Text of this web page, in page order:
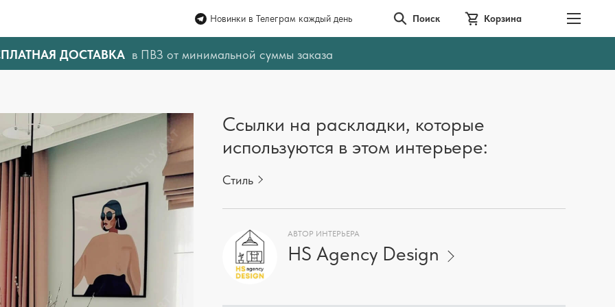
Новинки в Телеграм каждый день Поиск Корзина
ДОСТАВКА в ПВЗ от минимальной суммы заказа
Ссылки на раскладки, которые
используются в этом интерьере:
Стиль
АВТОР ИНТЕРЬЕРА
HS Agency Design